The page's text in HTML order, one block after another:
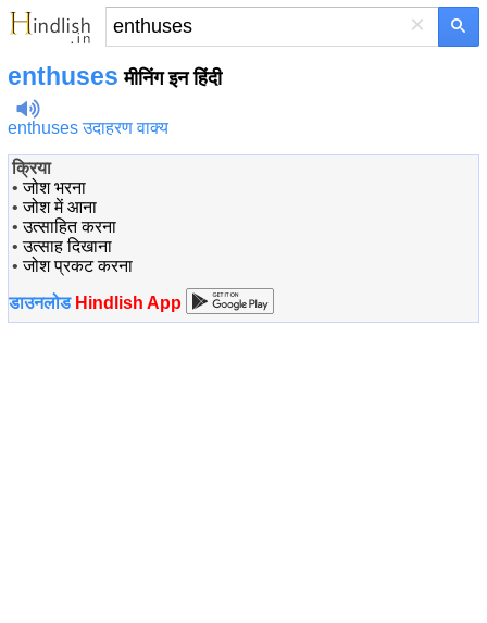
×
enthuses मीनिंग इन हिंदी
enthuses उदाहरण वाक्य
क्रिया
•जोश भरना
•जोश में आना
•उत्साहित करना
•उत्साह दिखाना
•जोश प्रकट करना
डाउनलोड Hindlish App